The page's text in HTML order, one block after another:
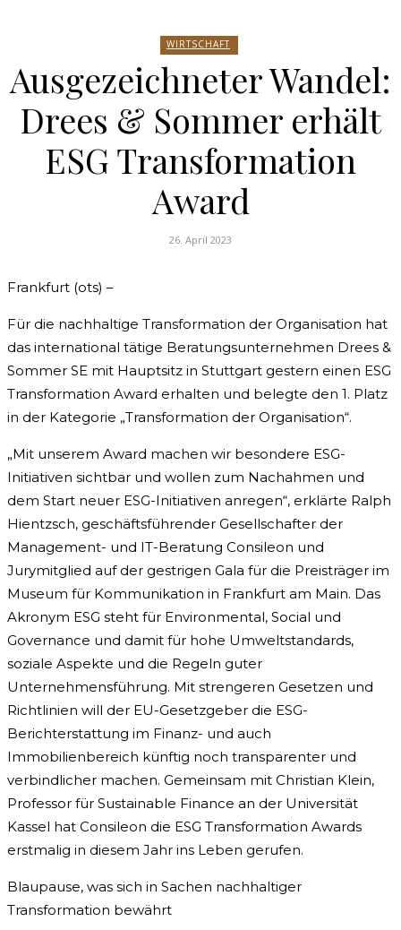
WIRTSCHAFT
Ausgezeichneter Wandel:
Drees & Sommer erhält
ESG Transformation
Award
26. April 2023
Frankfurt (ots) –
Für die nachhaltige Transformation der Organisation hat
das international tätige Beratungsunternehmen Drees &
Sommer SE mit Hauptsitz in Stuttgart gestern einen ESG
Transformation Award erhalten und belegte den 1. Platz
in der Kategorie „Transformation der Organisation“.
„Mit unserem Award machen wir besondere ESG-
Initiativen sichtbar und wollen zum Nachahmen und
dem Start neuer ESG-Initiativen anregen“, erklärte Ralph
Hientzsch, geschäftsführender Gesellschafter der
Management- und IT-Beratung Consileon und
Jurymitglied auf der gestrigen Gala für die Preisträger im
Museum für Kommunikation in Frankfurt am Main. Das
Akronym ESG steht für Environmental, Social und
Governance und damit für hohe Umweltstandards,
soziale Aspekte und die Regeln guter
Unternehmensführung. Mit strengeren Gesetzen und
Richtlinien will der EU-Gesetzgeber die ESG-
Berichterstattung im Finanz- und auch
Immobilienbereich künftig noch transparenter und
verbindlicher machen. Gemeinsam mit Christian Klein,
Professor für Sustainable Finance an der Universität
Kassel hat Consileon die ESG Transformation Awards
erstmalig in diesem Jahr ins Leben gerufen.
Blaupause, was sich in Sachen nachhaltiger
Transformation bewährt